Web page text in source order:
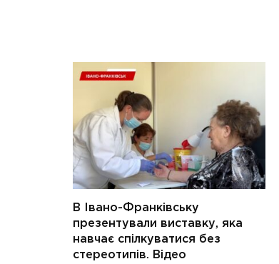
В Івано-Франківську
презентували виставку, яка
навчає спілкуватися без
стереотипів. Відео